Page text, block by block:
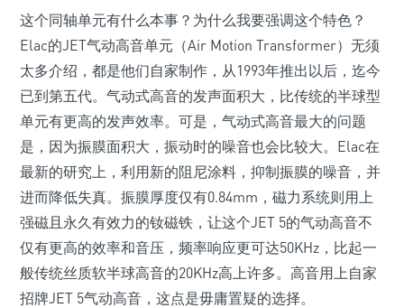
这个同轴单元有什么本事？为什么我要强调这个特色？
Elac的JET气动高音单元（Air Motion Transformer）无须
太多介绍，都是他们自家制作，从1993年推出以后，迄今
已到第五代。气动式高音的发声面积大，比传统的半球型
单元有更高的发声效率。可是，气动式高音最大的问题
是，因为振膜面积大，振动时的噪音也会比较大。Elac在
最新的研究上，利用新的阻尼涂料，抑制振膜的噪音，并
进而降低失真。振膜厚度仅有0.84mm，磁力系统则用上
强磁且永久有效力的钕磁铁，让这个JET 5的气动高音不
仅有更高的效率和音压，频率响应更可达50KHz，比起一
般传统丝质软半球高音的20KHz高上许多。高音用上自家
招牌JET 5气动高音，这点是毋庸置疑的选择。